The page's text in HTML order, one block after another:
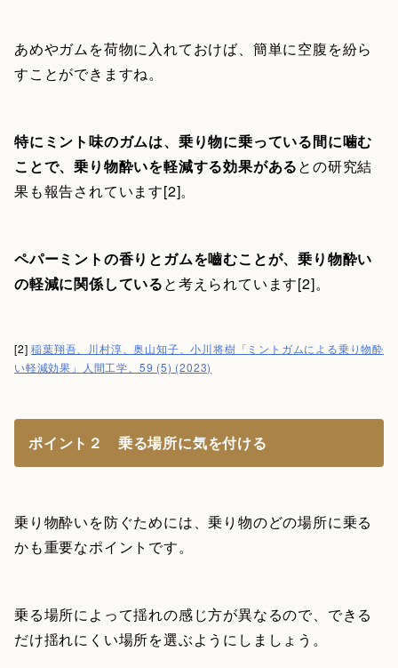
あめやガムを荷物に入れておけば、簡単に空腹を紛ら
すことができますね。
特にミント味のガムは、乗り物に乗っている間に噛む
ことで、乗り物酔いを軽減する効果があるとの研究結
果も報告されています[2]。
ペパーミントの香りとガムを嚙むことが、乗り物酔い
の軽減に関係していると考えられています[2]。
[2]稲葉翔吾、川村淳、奥山知子、小川将樹「ミントガムによる乗り物酔
い軽減効果」人間工学、59 (5) (2023)
ポイント２ 乗る場所に気を付ける
乗り物酔いを防ぐためには、乗り物のどの場所に乗る
かも重要なポイントです。
乗る場所によって揺れの感じ方が異なるので、できる
だけ揺れにくい場所を選ぶようにしましょう。